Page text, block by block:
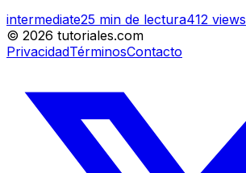
intermediate25 min de lectura412 views
© 2026 tutoriales.com
PrivacidadTérminosContacto